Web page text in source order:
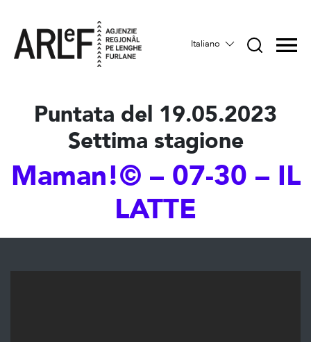
Italiano
Puntata del 19.05.2023
Settima stagione
Maman!© – 07-30 – IL
LATTE